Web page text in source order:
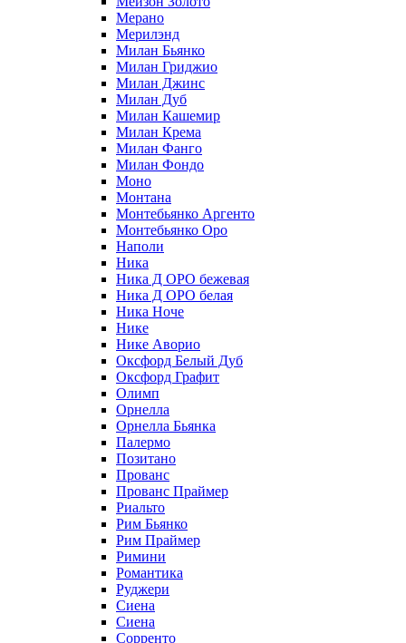
Мерано
Мерилэнд
Милан Бьянко
Милан Гриджио
Милан Джинс
Милан Дуб
Милан Кашемир
Милан Крема
Милан Фанго
Милан Фондо
Моно
Монтана
Монтебьянко Аргенто
Монтебьянко Оро
Наполи
Ника
Ника Д ОРО бежевая
Ника Д ОРО белая
Ника Ноче
Нике
Нике Аворио
Оксфорд Белый Дуб
Оксфорд Графит
Олимп
Орнелла
Орнелла Бьянка
Палермо
Позитано
Прованс
Прованс Праймер
Риальто
Рим Бьянко
Рим Праймер
Римини
Романтика
Руджери
Сиена
Сиена
Сорренто